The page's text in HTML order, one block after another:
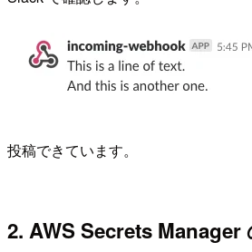
投稿できています。
2. AWS Secrets Manager